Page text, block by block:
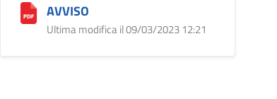
AVVISO
Ultima modifica il 09/03/2023 12:21